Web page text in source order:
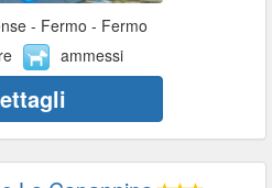
- Fermo - Fermo
ammessi